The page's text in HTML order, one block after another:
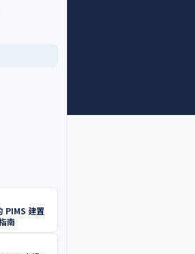
PIMS 建置
南